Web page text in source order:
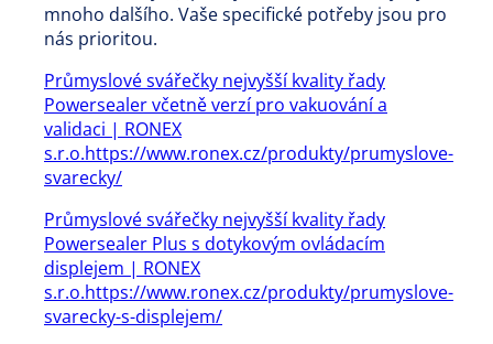
mnoho dalšího. Vaše specifické potřeby jsou pro
nás prioritou.
Průmyslové svářečky nejvyšší kvality řady
Powersealer včetně verzí pro vakuování a
validaci | RONEX
s.r.o.https://www.ronex.cz/produkty/prumyslove-
svarecky/
Průmyslové svářečky nejvyšší kvality řady
Powersealer Plus s dotykovým ovládacím
displejem | RONEX
s.r.o.https://www.ronex.cz/produkty/prumyslove-
svarecky-s-displejem/